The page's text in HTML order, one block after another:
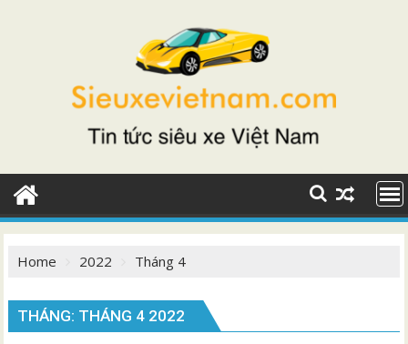
Home 2022 Tháng 4
THÁNG: THÁNG 4 2022